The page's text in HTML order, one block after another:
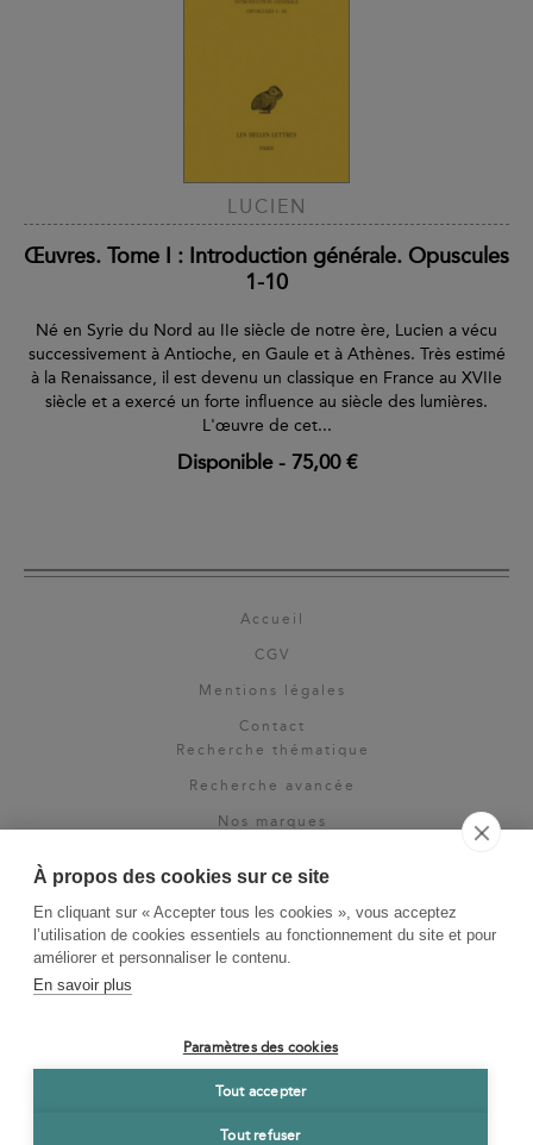
À propos des cookies sur ce site
En cliquant sur « Accepter tous les cookies », vous acceptez
l’utilisation de cookies essentiels au fonctionnement du site et pour
améliorer et personnaliser le contenu.
En savoir plus
Paramètres des cookies
Tout accepter
Tout refuser
LUCIEN
Œuvres. Tome I : Introduction générale. Opuscules
1-10
Né en Syrie du Nord au IIe siècle de notre ère, Lucien a vécu
successivement à Antioche, en Gaule et à Athènes. Très estimé
à la Renaissance, il est devenu un classique en France au XVIIe
siècle et a exercé un forte influence au siècle des lumières.
L'œuvre de cet...
Disponible- 75,00 €
Accueil
CGV
Mentions légales
Contact
Recherche thématique
Recherche avancée
Nos marques
Espace pro
Newsletter
La Vie des Classiques